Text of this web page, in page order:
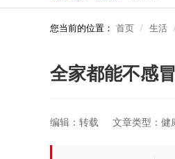
您当前的位置： 首页 生活
全家都能不感
编辑：转载 文章类型：健